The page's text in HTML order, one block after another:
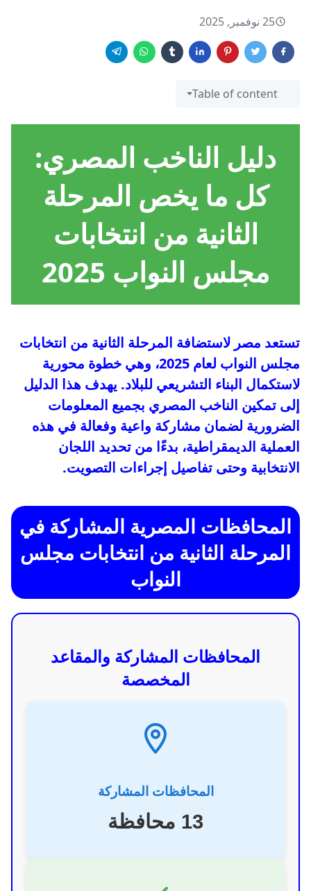
25 نوفمبر, 2025
Table of content
دليل الناخب المصري:
كل ما يخص المرحلة
الثانية من انتخابات
مجلس النواب 2025
تستعد مصر لاستضافة المرحلة الثانية من انتخابات
مجلس النواب لعام 2025، وهي خطوة محورية
لاستكمال البناء التشريعي للبلاد. يهدف هذا الدليل
إلى تمكين الناخب المصري بجميع المعلومات
الضرورية لضمان مشاركة واعية وفعالة في هذه
العملية الديمقراطية، بدءًا من تحديد اللجان
الانتخابية وحتى تفاصيل إجراءات التصويت.
المحافظات المصرية المشاركة في
المرحلة الثانية من انتخابات مجلس
النواب
المحافظات المشاركة والمقاعد
المخصصة
المحافظات المشاركة
13 محافظة